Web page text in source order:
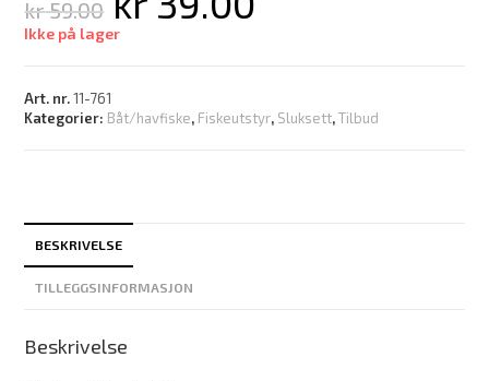
kr59.00
Ikke på lager
Art. nr.11-761
Kategorier: Båt/havfiske, Fiskeutstyr, Sluksett,Tilbud
BESKRIVELSE
TILLEGGSINFORMASJON
Beskrivelse